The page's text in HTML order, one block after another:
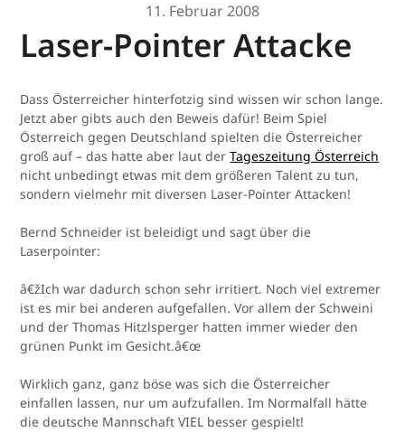
11. Februar 2008
Laser-Pointer Attacke
Dass Österreicher hinterfotzig sind wissen wir schon lange.
Jetzt aber gibts auch den Beweis dafür! Beim Spiel
Österreich gegen Deutschland spielten die Österreicher
groß auf – das hatte aber laut derTageszeitung Österreich
nicht unbedingt etwas mit dem größeren Talent zu tun,
sondern vielmehr mit diversen Laser-Pointer Attacken!
Bernd Schneider ist beleidigt und sagt über die
Laserpointer:
â€žIch war dadurch schon sehr irritiert. Noch viel extremer
ist es mir bei anderen aufgefallen. Vor allem der Schweini
und der Thomas Hitzlsperger hatten immer wieder den
grünen Punkt im Gesicht.â€œ
Wirklich ganz, ganz böse was sich die Österreicher
einfallen lassen, nur um aufzufallen. Im Normalfall hätte
die deutsche Mannschaft VIEL besser gespielt!